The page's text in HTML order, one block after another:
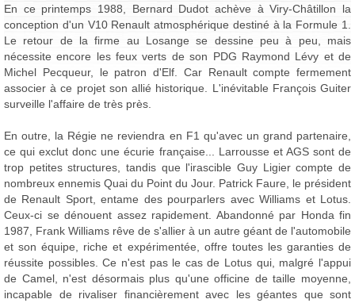
En ce printemps 1988, Bernard Dudot achève à Viry-Châtillon la
conception d'un V10 Renault atmosphérique destiné à la Formule 1.
Le retour de la firme au Losange se dessine peu à peu, mais
nécessite encore les feux verts de son PDG Raymond Lévy et de
Michel Pecqueur, le patron d'Elf. Car Renault compte fermement
associer à ce projet son allié historique. L'inévitable François Guiter
surveille l'affaire de très près.
En outre, la Régie ne reviendra en F1 qu'avec un grand partenaire,
ce qui exclut donc une écurie française... Larrousse et AGS sont de
trop petites structures, tandis que l'irascible Guy Ligier compte de
nombreux ennemis Quai du Point du Jour. Patrick Faure, le président
de Renault Sport, entame des pourparlers avec Williams et Lotus.
Ceux-ci se dénouent assez rapidement. Abandonné par Honda fin
1987, Frank Williams rêve de s'allier à un autre géant de l'automobile
et son équipe, riche et expérimentée, offre toutes les garanties de
réussite possibles. Ce n'est pas le cas de Lotus qui, malgré l'appui
de Camel, n'est désormais plus qu'une officine de taille moyenne,
incapable de rivaliser financièrement avec les géantes que sont